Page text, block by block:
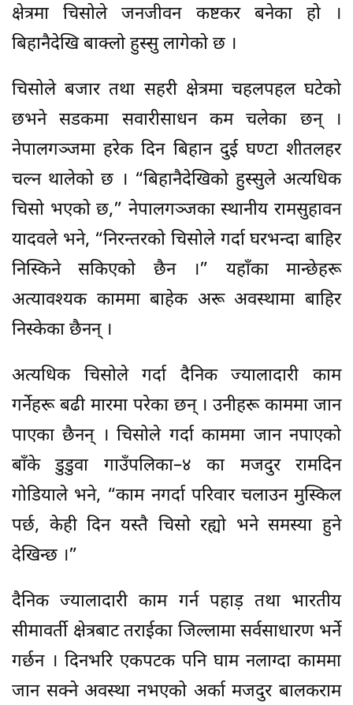
क्षेत्रमा चिसोले जनजीवन कष्टकर बनेका हो ।
बिहानैदेखि बाक्लो हुस्सु लागेको छ ।
चिसोले बजार तथा सहरी क्षेत्रमा चहलपहल घटेको
छभने सडकमा सवारीसाधन कम चलेका छन् ।
नेपालगञ्जमा हरेक दिन बिहान दुई घण्टा शीतलहर
चल्न थालेको छ । “बिहानैदेखिको हुस्सुले अत्यधिक
चिसो भएको छ,” नेपालगञ्जका स्थानीय रामसुहावन
यादवले भने, “निरन्तरको चिसोले गर्दा घरभन्दा बाहिर
निस्किने सकिएको छैन ।” यहाँका मान्छेहरू
अत्यावश्यक काममा बाहेक अरू अवस्थामा बाहिर
निस्केका छैनन् ।
अत्यधिक चिसोले गर्दा दैनिक ज्यालादारी काम
गर्नेहरू बढी मारमा परेका छन् । उनीहरू काममा जान
पाएका छैनन् । चिसोले गर्दा काममा जान नपाएको
बाँके डुडुवा गाउँपलिका–४ का मजदुर रामदिन
गोडियाले भने, “काम नगर्दा परिवार चलाउन मुस्किल
पर्छ, केही दिन यस्तै चिसो रह्यो भने समस्या हुने
देखिन्छ ।”
दैनिक ज्यालादारी काम गर्न पहाड़ तथा भारतीय
सीमावर्ती क्षेत्रबाट तराईका जिल्लामा सर्वसाधारण भर्ने
गर्छन । दिनभरि एकपटक पनि घाम नलाग्दा काममा
जान सक्ने अवस्था नभएको अर्का मजदुर बालकराम